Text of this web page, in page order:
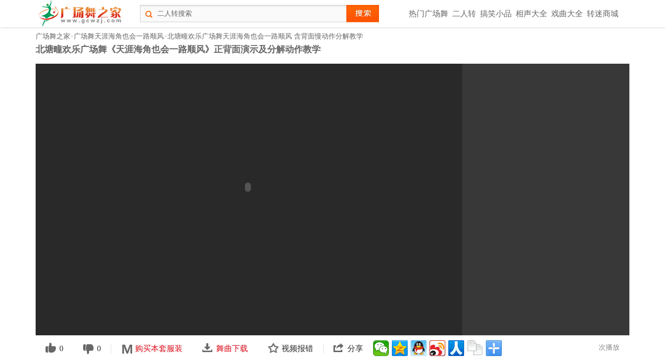
热门广场舞 二人转 搞笑小品 相声大全 戏曲大全 转迷商城
广场舞之家>广场舞天涯海角也会一路顺风>北塘疃欢乐广场舞天涯海角也会一路顺风 含背面慢动作分解教学
北塘疃欢乐广场舞《天涯海角也会一路顺风》正背面演示及分解动作教学
0 0 购买本套服装 舞曲下载 视频报错 分享 次播放